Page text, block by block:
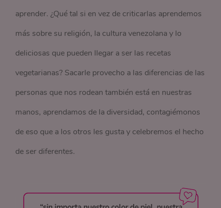
aprender. ¿Qué tal si en vez de criticarlas aprendemos
más sobre su religión, la cultura venezolana y lo
deliciosas que pueden llegar a ser las recetas
vegetarianas? Sacarle provecho a las diferencias de las
personas que nos rodean también está en nuestras
manos, aprendamos de la diversidad, contagiémonos
de eso que a los otros les gusta y celebremos el hecho
de ser diferentes.